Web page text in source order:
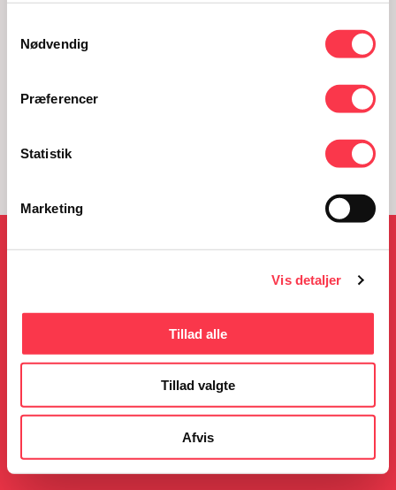
Nødvendig
Præferencer
Statistik
Marketing
Vis detaljer
Tillad alle
Tillad valgte
Afvis
Paul 1
NYHEDER
05.08.2026
Læs mere
23.06.2026
Gratis guidede ture i
sommerferien